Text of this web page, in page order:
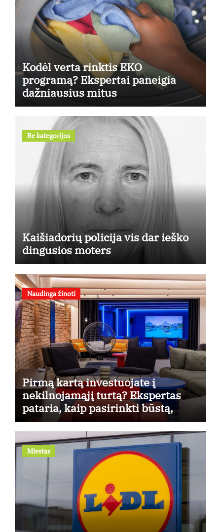
Kodėl verta rinktis EKO
programą? Ekspertai paneigia
dažniausius mitus
Be kategorijos
Kaišiadorių policija vis dar ieško
dingusios moters
Naudinga žinoti
Pirmą kartą investuojate į
nekilnojamąjį turtą? Ekspertas
pataria, kaip pasirinkti būstą,
kuris generuos grąžą
Miestas